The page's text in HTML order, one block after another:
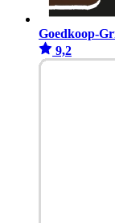
Goedkoop-
9,2